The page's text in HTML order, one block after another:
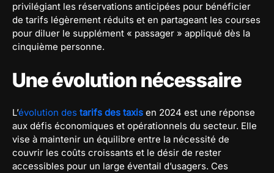
privilégiant les réservations anticipées pour bénéficier
de tarifs légèrement réduits et en partageant les courses
pour diluer le supplément « passager » appliqué dès la
cinquième personne.
Une évolution nécessaire
L’évolution des tarifs des taxis en 2024 est une réponse
aux défis économiques et opérationnels du secteur. Elle
vise à maintenir un équilibre entre la nécessité de
couvrir les coûts croissants et le désir de rester
accessibles pour un large éventail d’usagers. Ces